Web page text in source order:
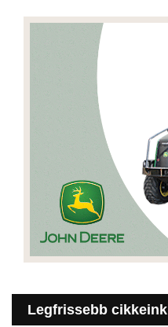
Legfrissebb cikkeink